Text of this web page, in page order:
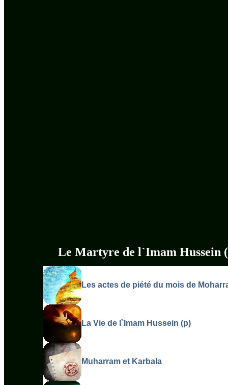
Le Martyre de l`Imam Hussein
Les actes de piété du mois de
La Vie de l`Imam Hussein (p)
Muharram et Karbala